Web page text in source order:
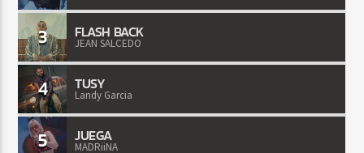
3 FLASH BACK
JEAN SALCEDO
4 TUSY
Landy Garcia
5 JUEGA
MADRiiNA